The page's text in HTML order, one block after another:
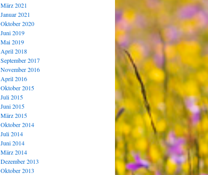
März 2021
Januar 2021
Oktober 2020
Juni 2019
Mai 2019
April 2018
September 2017
November 2016
April 2016
Oktober 2015
Juli 2015
Juni 2015
März 2015
Oktober 2014
Juli 2014
Juni 2014
März 2014
Dezember 2013
Oktober 2013